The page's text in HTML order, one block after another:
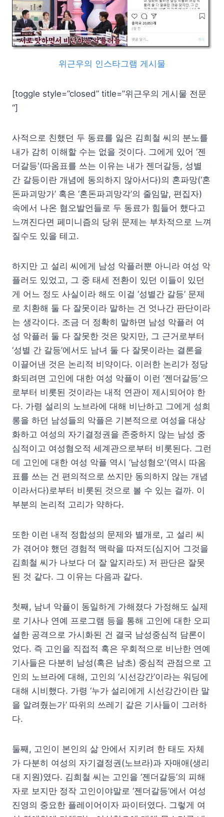
위근우의 인스타그램 게시물
[toggle style=”closed” title=”위근우의 게시물 전문
“]
사적으로 친했던 두 동료를 잃은 김희철 씨의 분노를
내가 감히 이해할 수는 없을 것이다. 그에게 있어 ‘젠
더갈등'(따옴표를 쓰는 이유는 내가 젠더갈등, 성별
간 갈등이란 개념에 동의하지 않아서다)의 혼파망(‘혼
돈파괴망가’ 혹은 ‘혼돈파괴망각’의 줄임말, 편집자)
속에서 나온 혐오발언들로 두 동료가 힘들어 했다고
느껴진다면 페미니즘의 당위 문제는 부차적으로 느껴
질수도 있을 테고.
하지만 고 설리 씨에게 남성 악플러뿐 아니라 여성 악
플러도 있었고, 그 중 태세 전환이 있던 이들이 있던
게 어느 정도 사실이라 해도 이걸 ‘성별간 갈등’ 문제
로 치환해 둘 다 잘못이라 말하는 건 엇나간 판단이라
는 생각이다. 조금 더 정확히 말하면 남성 악플러 여
성 악플러 둘 다 잘못한 것은 맞지만, 그 근거로부터
‘성별 간 갈등’에서도 남녀 둘 다 잘못이라는 결론을
이끌어낸 것은 논리적 비약이다. 이러한 논리가 정당
화되려면 고인에 대한 여성 악플이 이런 ‘젠더갈등’으
로부터 비롯된 것이라는 내적 연관이 제시되어야 한
다. 가령 설리의 노브라에 대해 비난하고 그에게 성희
롱을 하던 남성들의 악플은 기본적으로 여성을 대상
화하고 여성의 자기결정권을 존중하지 않는 남성 중
심적이고 여성혐오적 세계관으로부터 비롯된다. 그런
데 고인에 대한 여성 악플 역시 ‘남성혐오'(역시 따옴
표를 쓰는 건 편의적으로 쓰지만 동의하지 않는 개념
이라서다)로부터 비롯된 것으로 볼 수 있는 걸까. 이
부분의 논리적 고리가 약하다.
또한 이런 내적 정합성의 문제와 별개로, 고 설리 씨
가 겪어야 했던 경험적 맥락을 따져도(심지어 그것을
김희철 씨가 나보다 더 잘 알지라도) 저 판단은 잘못
된 것 같다. 그 이유는 다음과 같다.
첫째, 남녀 악플이 동일하게 가해졌다 가정해도 실제
로 기사나 연예 프로그램 등을 통해 고인에 대한 오피
셜한 공격으로 가시화된 건 결국 남성중심적 담론이
었다. 즉 고인을 직접적 혹은 우회적으로 비난한 연예
기사들은 다분히 남성(혹은 남초) 중심적 관점으로 고
인의 노브라에 대해, 고인의 ‘시선강간’이라는 워딩에
대해 시비했다. 가령 ‘누가 설리에게 시선강간이란 말
을 알려줬는가’ 따위의 쓰레기 같은 기사들이 그러하
다.
둘째, 고인이 본인의 삶 안에서 지키려 한 태도 자체
가 다분히 여성의 자기결정권(노브라)과 자매애(생리
대 지원)였다. 김희철 씨는 고인을 ‘젠더갈등’의 피해
자로 보지만 정작 고인이야말로 ‘젠더갈등’에서 여성
진영의 중요한 플레이어이자 파이터였다. 그렇게 여